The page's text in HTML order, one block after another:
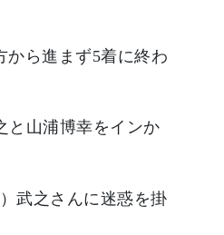
から進まず5着に終わ
と山浦博幸をインか
武之さんに迷惑を掛